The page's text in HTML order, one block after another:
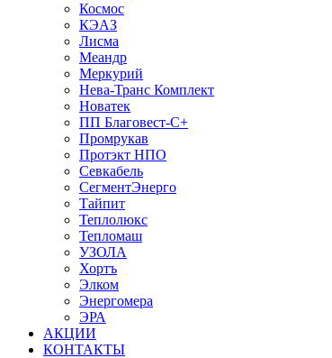
Космос
КЭАЗ
Лисма
Меандр
Меркурий
Нева-Транс Комплект
Новатек
ПП Благовест-С+
Промрукав
Протэкт НПО
Севкабель
СегментЭнерго
Тайпит
Теплолюкс
Тепломаш
УЗОЛА
Хортъ
Элком
Энергомера
ЭРА
АКЦИИ
КОНТАКТЫ